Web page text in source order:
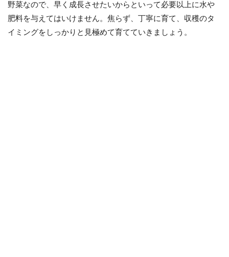
野菜なので、早く成長させたいからといって必要以上に水や
肥料を与えてはいけません。焦らず、丁寧に育て、収穫のタ
イミングをしっかりと見極めて育てていきましょう。